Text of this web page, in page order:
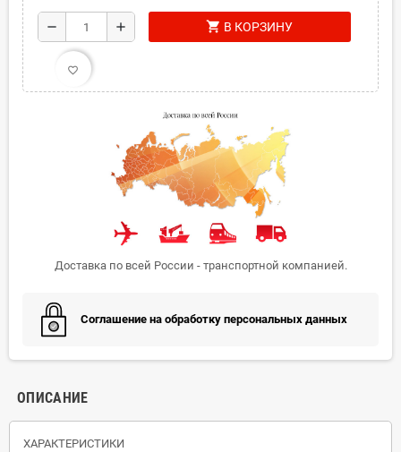
remove add shopping_cart В КОРЗИНУ
favorite_border
Доставка по всей России - транспортной компанией.
Соглашение на обработку персональных данных
ОПИСАНИЕ
ХАРАКТЕРИСТИКИ